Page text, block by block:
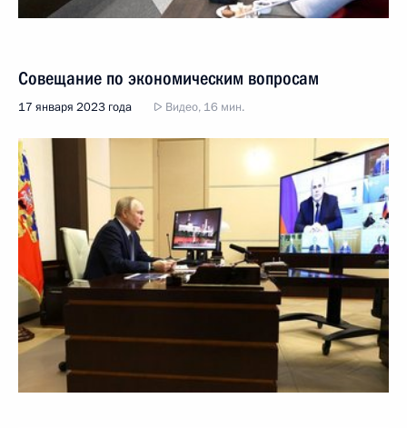
Совещание по экономическим вопросам
17 января 2023 года Видео, 16 мин.